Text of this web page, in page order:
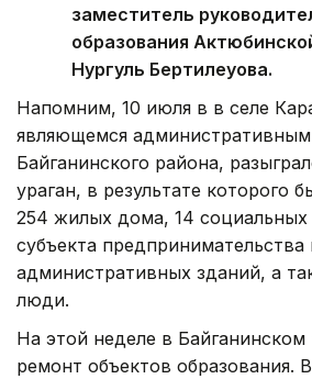
заместитель
образования
Нургуль Бертилеуова.
Напомним, 10 июля в в селе
являющемся
Байганинского района,
ураган, в результате которого
254 жилых дома, 14 социальных
субъекта предпринимательства
административных зданий, а
люди.
На этой неделе в Байганинском
ремонт объектов образования.